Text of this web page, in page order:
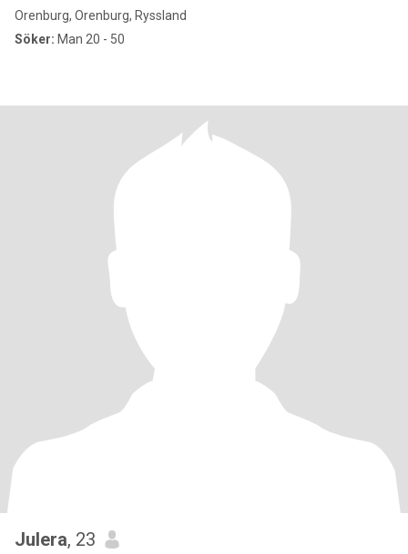
Orenburg, Orenburg, Ryssland
Söker: Man 20 - 50
Julera, 23